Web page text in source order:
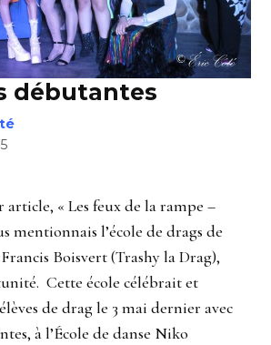
débutantes
« Les feux de la rampe –
mentionnais l’école de drags de
Boisvert (Trashy la Drag),
Cette école célébrait et
de drag le 3 mai dernier avec
à l’École de danse Niko